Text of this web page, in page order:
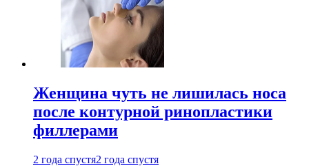
Женщина чуть не лишилась носа
после контурной ринопластики
филлерами
2 года спустя2 года спустя